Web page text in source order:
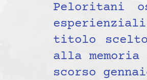
Peloritani
titolo scelto
alla
scorso